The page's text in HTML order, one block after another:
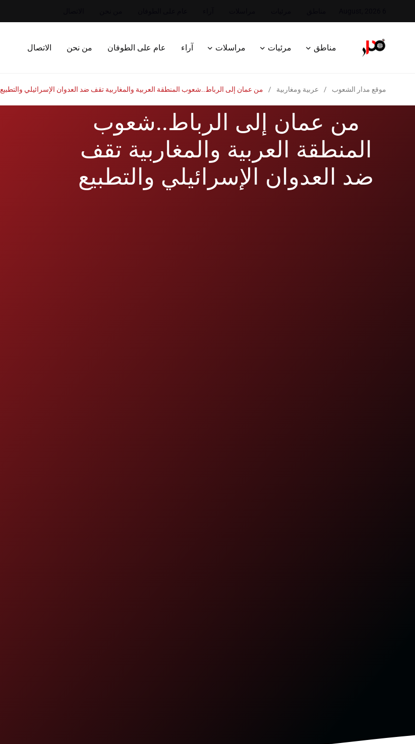
مناطق مرئيات مراسلات آراء عام على الطوفان من نحن الاتصال
موقع مدار الشعوب / عربية ومغاربية / من عمان إلى الرباط..شعوب المنطقة العربية والمغاربية تقف ضد العدوان الإسرائيلي والتطبيع
من عمان إلى الرباط..شعوب
المنطقة العربية والمغاربية تقف
ضد العدوان الإسرائيلي والتطبيع